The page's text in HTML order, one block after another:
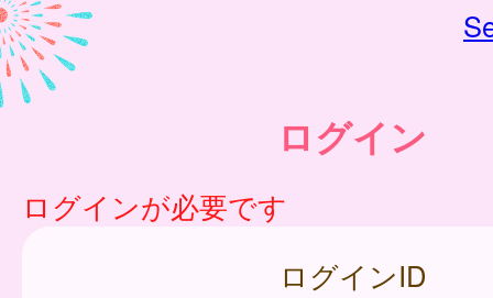
ログイン
ログインが必要です
ログインID